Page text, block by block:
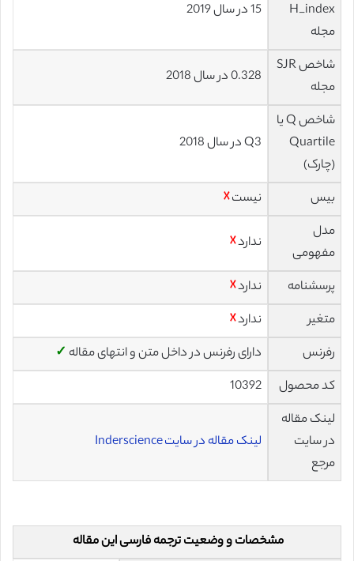
H_index
مجله
15 در سال 2019
شاخص SJR
مجله
0.328 در سال 2018
شاخص Q یا
Quartile
(چارک)
Q3 در سال 2018
بیس نیست☓
مدل
مفهومی
ندارد☓
پرسشنامه ندارد☓
متغیر
ندارد☓
رفرنس
دارای رفرنس در داخل متن و انتهای مقاله ✓
کد محصول
10392
لینک مقاله
در سایت
مرجع
لینک مقاله در سایت Inderscience
مشخصات و وضعیت ترجمه فارسی این مقاله